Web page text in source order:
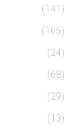
(141)
(105)
(24)
(68)
(29)
(13)